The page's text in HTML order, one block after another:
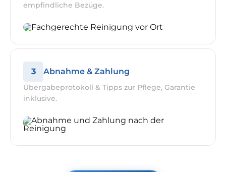
empfindliche Bezüge.
3 Abnahme & Zahlung
Übergabeprotokoll & Tipps zur Pflege, Garantie
inklusive.